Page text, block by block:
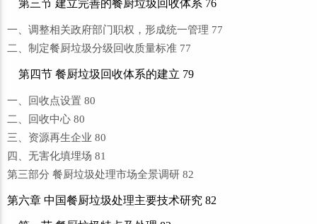
第三节 建立完善的餐厨垃圾回收体系 76
一、调整相关政府部门职权，形成统一管理 77
二、制定餐厨垃圾分级回收质量标准 77
第四节 餐厨垃圾回收体系的建立 79
一、回收点设置 80
二、回收中心 80
三、资源再生企业 80
四、无害化填埋场 81
第三部分 餐厨垃圾处理市场全景调研 82
第六章 中国餐厨垃圾处理主要技术研究 82